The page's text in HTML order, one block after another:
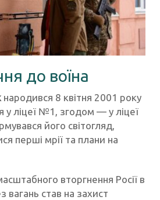
до воїна
народився 8 квітня 2001 року
у ліцеї №1, згодом — у ліцеї
його світогляд,
перші мрії та плани на
вторгнення Росії в
вагань став на захист